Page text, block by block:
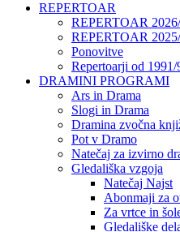
REPERTOAR
REPERTOAR
REPERTOAR
Ponovitve
Repertoarji od 1991/
DRAMINI PROGRAMI
Ars in Drama
Slogi in Drama
Dramina zvočna
Pot v Dramo
Natečaj za izvirno
Gledališka vzgoja
Natečaj Najst
Abonmaji za
Za vrtce in
Gledališke